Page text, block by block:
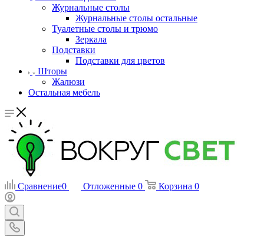
Журнальные столы
Журнальные столы остальные
Туалетные столы и трюмо
Зеркала
Подставки
Подставки для цветов
Шторы
Жалюзи
Остальная мебель
Сравнение0 Отложенные 0 Корзина 0